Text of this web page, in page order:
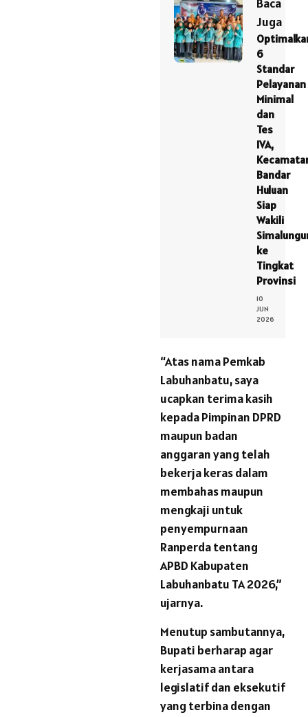
Baca
Juga
6
Standar
Pelayanan
Minimal
dan
Tes
IVA,
Bandar
Huluan
Siap
Wakili
ke
Tingkat
Provinsi
10
JUN
2026
“Atas nama Pemkab
Labuhanbatu, saya
ucapkan terima kasih
kepada Pimpinan DPRD
maupun badan
anggaran yang telah
bekerja keras dalam
membahas maupun
mengkaji untuk
penyempurnaan
Ranperda tentang
APBD Kabupaten
Labuhanbatu TA 2026,”
ujarnya.
Menutup sambutannya,
Bupati berharap agar
kerjasama antara
legislatif dan eksekutif
yang terbina dengan